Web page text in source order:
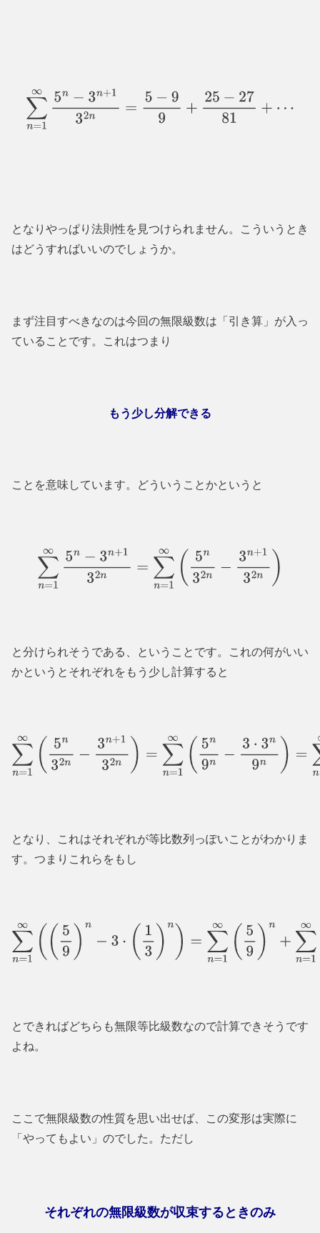
∑n = 1∞5n−3n+13 2n =5−99+ 25 −2781+⋯
となりやっぱり法則性を見つけられません。こういうとき
はどうすればいいのでしょうか。
まず注目すべきなのは今回の無限級数は「引き算」が入っ
ていることです。これはつまり
もう少し分解できる
ことを意味しています。どういうことかというと
∑n = 1∞5n−3n+13 2n =∑ n =1 ∞(5n 32 n−3n+1 3
と分けられそうである、ということです。これの何がいい
かというとそれぞれをもう少し計算すると
∑n = 1 ∞(5n3 2n −3n+1 32 n)= ∑n = 1 ∞(5n 9n −3⋅3n9n ) ∑n =
となり、これはそれぞれが等比数列っぽいことがわかりま
す。つまりこれらをもし
∑n = 1 ∞( 59 )n 3⋅( 13) n =∑ n ∞ (59 )n +∑n =1 ∞ 3⋅ 13 )n
とできればどちらも無限等比級数なので計算できそうです
よね。
ここで無限級数の性質を思い出せば、この変形は実際に
「やってもよい」のでした。ただし
それぞれの無限級数が収束するときのみ